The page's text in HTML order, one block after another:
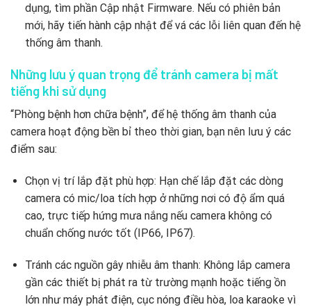
dụng, tìm phần Cập nhật Firmware. Nếu có phiên bản
mới, hãy tiến hành cập nhật để vá các lỗi liên quan đến hệ
thống âm thanh.
Những lưu ý quan trọng để tránh camera bị mất
tiếng khi sử dụng
“Phòng bệnh hơn chữa bệnh”, để hệ thống âm thanh của
camera hoạt động bền bỉ theo thời gian, bạn nên lưu ý các
điểm sau:
Chọn vị trí lắp đặt phù hợp: Hạn chế lắp đặt các dòng
camera có mic/loa tích hợp ở những nơi có độ ẩm quá
cao, trực tiếp hứng mưa nắng nếu camera không có
chuẩn chống nước tốt (IP66, IP67).
Tránh các nguồn gây nhiễu âm thanh: Không lắp camera
gần các thiết bị phát ra từ trường mạnh hoặc tiếng ồn
lớn như máy phát điện, cục nóng điều hòa, loa karaoke vì